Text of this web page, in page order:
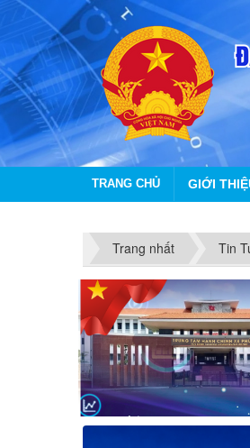
TRANG CHỦ GIỚI
Trang nhất
Tin